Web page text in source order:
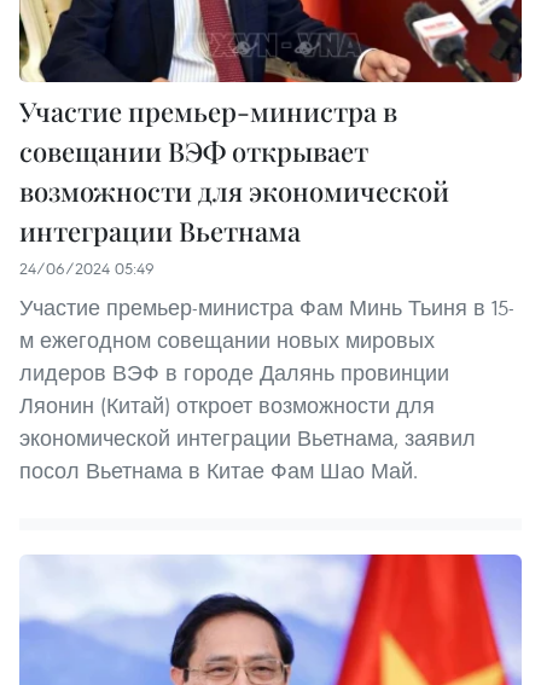
Участие премьер-министра в
совещании ВЭФ открывает
возможности для экономической
интеграции Вьетнама
24/06/2024 05:49
Участие премьер-министра Фам Минь Тьиня в 15-
м ежегодном совещании новых мировых
лидеров ВЭФ в городе Далянь провинции
Ляонин (Китай) откроет возможности для
экономической интеграции Вьетнама, заявил
посол Вьетнама в Китае Фам Шао Май.